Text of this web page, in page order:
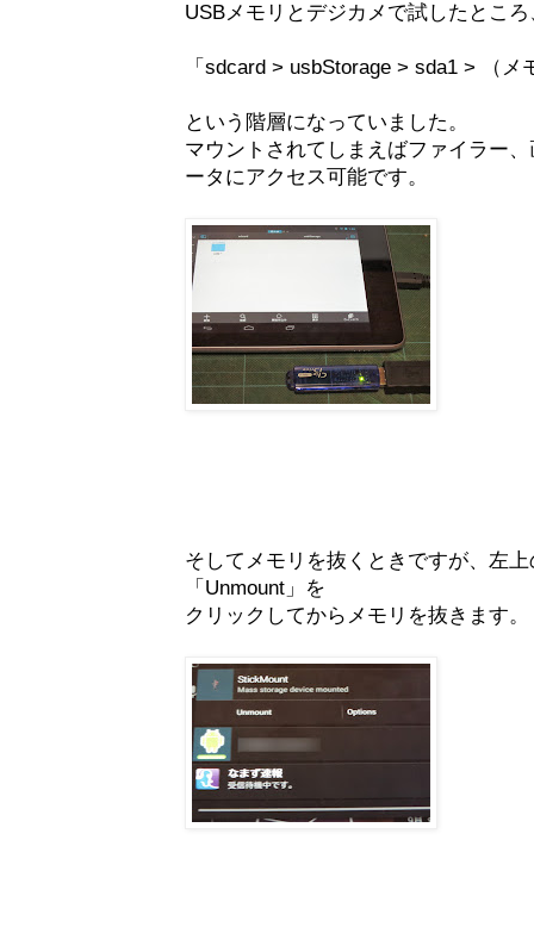
USBメモリとデジカメで試したとこ
「sdcard > usbStorage > sda1 > （メ
という階層になっていました。
マウントされてしまえばファイラー
ータにアクセス可能です。
そしてメモリを抜くときですが、左
「Unmount」を
クリックしてからメモリを抜きます。